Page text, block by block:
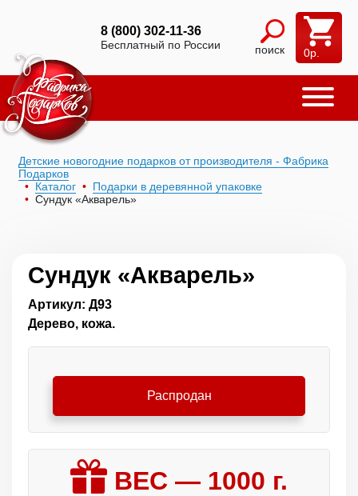
8 (800) 302-11-36
Бесплатный по России поиск 0р.
Детские новогодние подарков от производителя - Фабрика
Подарков
Каталог
Подарки в деревянной упаковке
Сундук «Акварель»
Сундук «Акварель»
Артикул: Д93
Дерево, кожа.
Распродан
ВЕС — 1000 г.